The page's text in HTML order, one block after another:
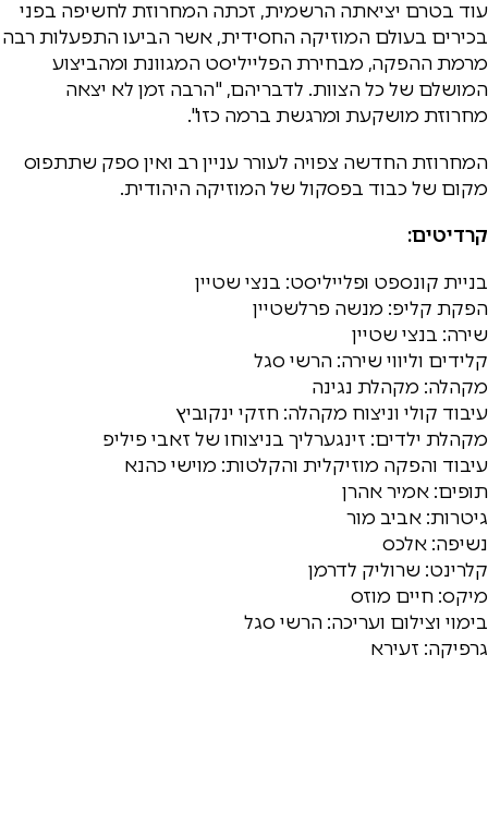
עוד בטרם יציאתה הרשמית, זכתה המחרוזת לחשיפה בפני
בכירים בעולם המוזיקה החסידית, אשר הביעו התפעלות רבה
מרמת ההפקה, מבחירת הפלייליסט המגוונת ומהביצוע
המושלם של כל הצוות. לדבריהם, "הרבה זמן לא יצאה
מחרוזת מושקעת ומרגשת ברמה כזו".
המחרוזת החדשה צפויה לעורר עניין רב ואין ספק שתתפוס
מקום של כבוד בפסקול של המוזיקה היהודית.
קרדיטים:
בניית קונספט ופלייליסט: בנצי שטיין
הפקת קליפ: מנשה פרלשטיין
שירה: בנצי שטיין
קלידים וליווי שירה: הרשי סגל
מקהלה: מקהלת נגינה
עיבוד קולי וניצוח מקהלה: חזקי ינקוביץ
מקהלת ילדים: זינגערליך בניצוחו של זאבי פיליפ
עיבוד והפקה מוזיקלית והקלטות: מוישי כהנא
תופים: אמיר אהרן
גיטרות: אביב מור
נשיפה: אלכס
קלרינט: שרוליק לדרמן
מיקס: חיים מוזס
בימוי וצילום ועריכה: הרשי סגל
גרפיקה: זעירא